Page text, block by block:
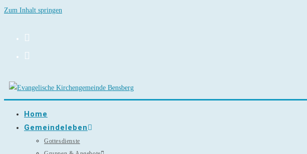
Zum Inhalt springen
Home
Gemeindeleben
Gottesdienste